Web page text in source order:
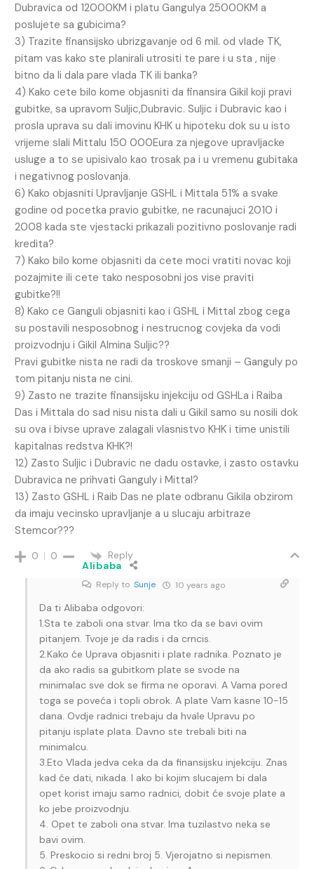
Dubravica od 12000KM i platu Gangulya 25000KM a
poslujete sa gubicima?
3) Trazite finansijsko ubrizgavanje od 6 mil. od vlade TK,
pitam vas kako ste planirali utrositi te pare i u sta , nije
bitno da li dala pare vlada TK ili banka?
4) Kako cete bilo kome objasniti da finansira Gikil koji pravi
gubitke, sa upravom Suljic,Dubravic. Suljic i Dubravic kao i
prosla uprava su dali imovinu KHK u hipoteku dok su u isto
vrijeme slali Mittalu 150 000Eura za njegove upravljacke
usluge a to se upisivalo kao trosak pa i u vremenu gubitaka
i negativnog poslovanja.
6) Kako objasniti Upravljanje GSHL i Mittala 51% a svake
godine od pocetka pravio gubitke, ne racunajuci 2010 i
2008 kada ste vjestacki prikazali pozitivno poslovanje radi
kredita?
7) Kako bilo kome objasniti da cete moci vratiti novac koji
pozajmite ili cete tako nesposobni jos vise praviti
gubitke?!!
8) Kako ce Ganguli objasniti kao i GSHL i Mittal zbog cega
su postavili nesposobnog i nestrucnog covjeka da vodi
proizvodnju i Gikil Almina Suljic??
Pravi gubitke nista ne radi da troskove smanji – Ganguly po
tom pitanju nista ne cini.
9) Zasto ne trazite finansijsku injekciju od GSHLa i Raiba
Das i Mittala do sad nisu nista dali u Gikil samo su nosili dok
su ova i bivse uprave zalagali vlasnistvo KHK i time unistili
kapitalnas redstva KHK?!
12) Zasto Suljic i Dubravic ne dadu ostavke, i zasto ostavku
Dubravica ne prihvati Ganguly i Mittal?
13) Zasto GSHL i Raib Das ne plate odbranu Gikila obzirom
da imaju vecinsko upravljanje a u slucaju arbitraze
Stemcor???
0 0
Reply
Alibaba
Reply to Sunje 10 years ago
Da ti Alibaba odgovori:
1.Sta te zaboli ona stvar. Ima tko da se bavi ovim
pitanjem. Tvoje je da radis i da crncis.
2.Kako će Uprava objasniti i plate radnika. Poznato je
da ako radis sa gubitkom plate se svode na
minimalac sve dok se firma ne oporavi. A Vama pored
toga se poveća i topli obrok. A plate Vam kasne 10-15
dana. Ovdje radnici trebaju da hvale Upravu po
pitanju isplate plata. Davno ste trebali biti na
minimalcu.
3.Eto Vlada jedva ceka da da finansijsku injekciju. Znas
kad će dati, nikada. I ako bi kojim slucajem bi dala
opet korist imaju samo radnici, dobit će svoje plate a
ko jebe proizvodnju.
4. Opet te zaboli ona stvar. Ima tuzilastvo neka se
bavi ovim.
5. Preskocio si redni broj 5. Vjerojatno si nepismen.